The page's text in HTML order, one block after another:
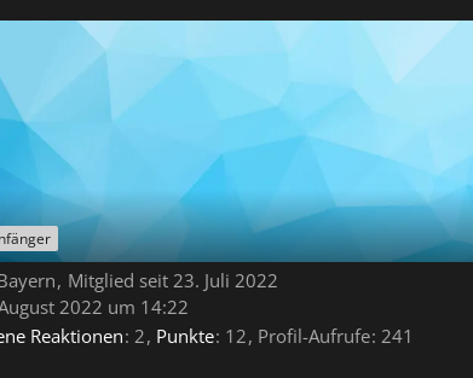
Mitglied seit 23. Juli 2022
2022 um 14:22
Reaktionen 2 Punkte 12 Profil-Aufrufe 241